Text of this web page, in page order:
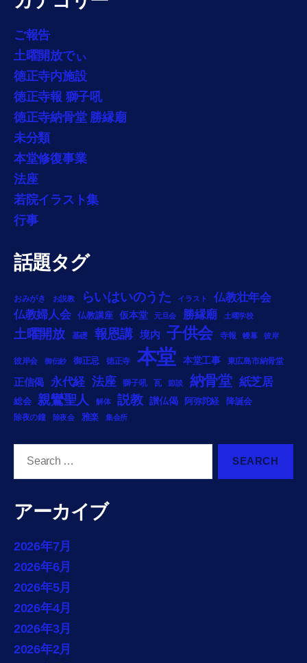
ご報告
土曜開放でぃ
徳正寺内施設
徳正寺報 獅子吼
徳正寺納骨堂 勝縁廟
未分類
本堂修復事業
法座
若院イラスト集
行事
話題タグ
おみがき お説教 らいはいのうた イラスト
仏教壮年会
仏教婦人会
仏教講座 仮本堂 元旦会 勝縁廟 土曜学校
土曜開放 基礎 報恩講 境内 子供会 寺報 幔幕 彼岸
彼岸会 御伝鈔 御正忌 徳正寺 本堂 本堂工事 東広島市納骨堂
正信偈 永代経 法座 獅子吼 瓦 節談 納骨堂 紙芝居
総会 親鸞聖人 解体 説教 讃仏偈 阿弥陀経 降誕会
除夜の鐘 除夜会 雅楽 集会所
アーカイブ
2026年7月
2026年6月
2026年5月
2026年4月
2026年3月
2026年2月